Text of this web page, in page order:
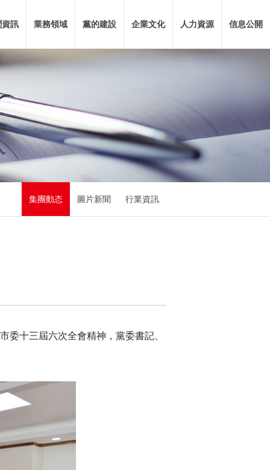
資訊 業務領域 黨的建設 企業文化 人力資源 信息公開
集團動态 圖片新聞 行業資訊
委十三屆六次全會精神，黨委書記、